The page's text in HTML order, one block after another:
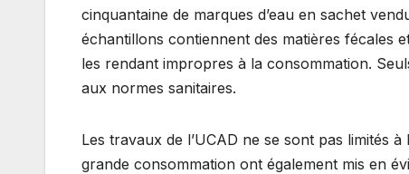
cinquantaine de marques d’eau en sachet
échantillons contiennent des matières fécales
les rendant impropres à la consommation.
aux normes sanitaires.
Les travaux de l’UCAD ne se sont pas limités
grande consommation ont également mis en